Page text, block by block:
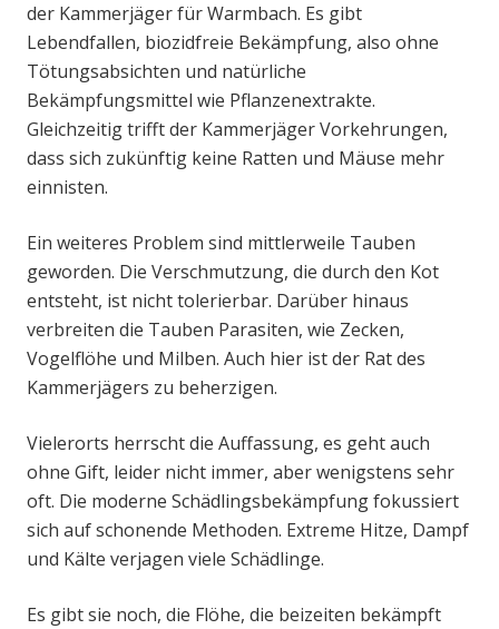
der Kammerjäger für Warmbach. Es gibt
Lebendfallen, biozidfreie Bekämpfung, also ohne
Tötungsabsichten und natürliche
Bekämpfungsmittel wie Pflanzenextrakte.
Gleichzeitig trifft der Kammerjäger Vorkehrungen,
dass sich zukünftig keine Ratten und Mäuse mehr
einnisten.
Ein weiteres Problem sind mittlerweile Tauben
geworden. Die Verschmutzung, die durch den Kot
entsteht, ist nicht tolerierbar. Darüber hinaus
verbreiten die Tauben Parasiten, wie Zecken,
Vogelflöhe und Milben. Auch hier ist der Rat des
Kammerjägers zu beherzigen.
Vielerorts herrscht die Auffassung, es geht auch
ohne Gift, leider nicht immer, aber wenigstens sehr
oft. Die moderne Schädlingsbekämpfung fokussiert
sich auf schonende Methoden. Extreme Hitze, Dampf
und Kälte verjagen viele Schädlinge.
Es gibt sie noch, die Flöhe, die beizeiten bekämpft